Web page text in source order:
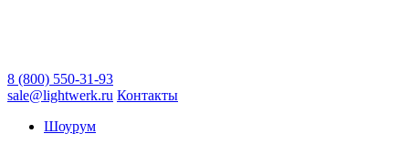
8 (800) 550-31-93
sale@lightwerk.ru Контакты
Шоурум